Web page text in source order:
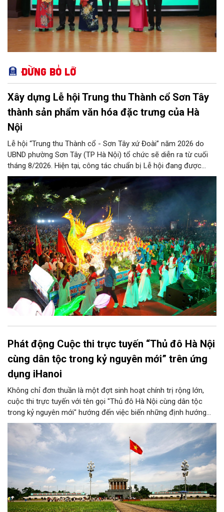
Đừng bỏ lỡ
Xây dựng Lễ hội Trung thu Thành cổ Sơn Tây
thành sản phẩm văn hóa đặc trưng của Hà
Nội
Lễ hội “Trung thu Thành cổ - Sơn Tây xứ Đoài” năm 2026 do
UBND phường Sơn Tây (TP Hà Nội) tổ chức sẽ diễn ra từ cuối
tháng 8/2026. Hiện tại, công tác chuẩn bị Lễ hội đang được
chính quyền phường Sơn Tây cùng các phòng, ban, ngành, đơn
vị và 25 tổ dân phố khẩn trương triển khai, tạo khí thế sôi nổi,
sẵn sàng mang đến cho Nhân dân và du khách một mùa Trung
thu quy mô, đặc sắc và giàu bản sắc văn hóa xứ Đoài.
Phát động Cuộc thi trực tuyến “Thủ đô Hà Nội
cùng dân tộc trong kỷ nguyên mới” trên ứng
dụng iHanoi
Không chỉ đơn thuần là một đợt sinh hoạt chính trị rộng lớn,
cuộc thi trực tuyến với tên gọi "Thủ đô Hà Nội cùng dân tộc
trong kỷ nguyên mới" hướng đến việc biến những định hướng
chiến lược trong Nghị quyết số 02-NQ/TW của Bộ Chính trị
thành niềm tin, thành nhận thức chung của mỗi người dân.